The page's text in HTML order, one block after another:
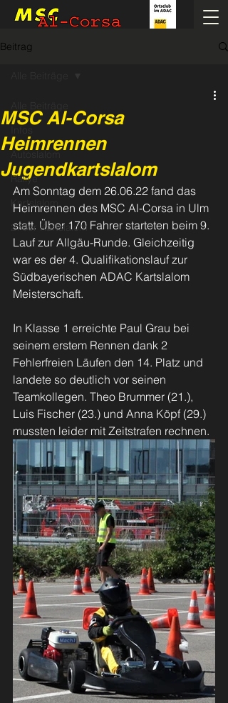
Beitrag
Autoslalom
Rallye
Kartslalom
270er Kartslalom
MSC Al-Corsa
Heimrennen
Jugendkartslalom
Am Sonntag dem 26.06.22 fand das
Heimrennen des MSC Al-Corsa in Ulm
statt. Über 170 Fahrer starteten beim 9.
Lauf zur Allgäu-Runde. Gleichzeitig
war es der 4. Qualifikationslauf zur
Südbayerischen ADAC Kartslalom
Meisterschaft.
In Klasse 1 erreichte Paul Grau bei
seinem erstem Rennen dank 2
Fehlerfreien Läufen den 14. Platz und
landete so deutlich vor seinen
Teamkollegen. Theo Brummer (21.),
Luis Fischer (23.) und Anna Köpf (29.)
mussten leider mit Zeitstrafen rechnen.